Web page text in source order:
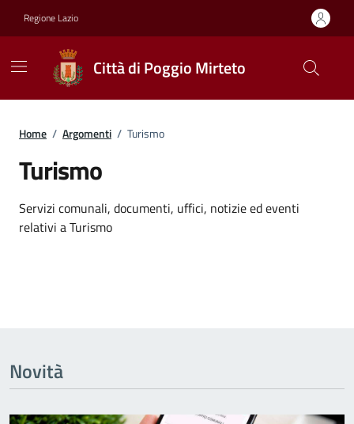
Regione Lazio
Città di Poggio Mirteto
Home / Argomenti / Turismo
Turismo
Dettagli dell'argomento
Servizi comunali, documenti, uffici, notizie ed eventi
relativi a Turismo
Novità